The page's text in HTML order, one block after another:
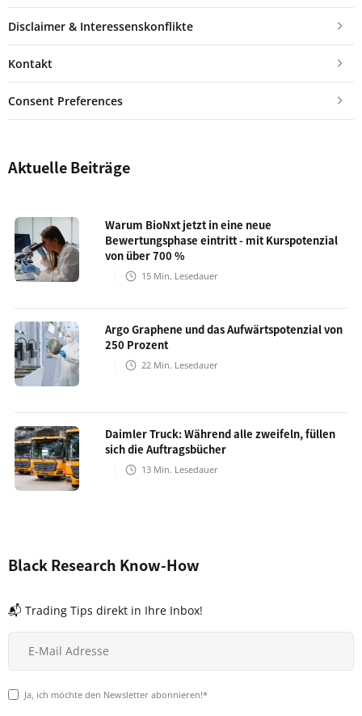
Disclaimer & Interessenskonflikte
Kontakt
Consent Preferences
Aktuelle Beiträge
Warum BioNxt jetzt in eine neue
Bewertungsphase eintritt - mit Kurspotenzial
von über 700 %
15 Min. Lesedauer
Argo Graphene und das Aufwärtspotenzial von
250 Prozent
22 Min. Lesedauer
Daimler Truck: Während alle zweifeln, füllen
sich die Auftragsbücher
13 Min. Lesedauer
Black Research Know-How
📬 Trading Tips direkt in Ihre Inbox!
Ja, ich möchte den Newsletter abonnieren!*